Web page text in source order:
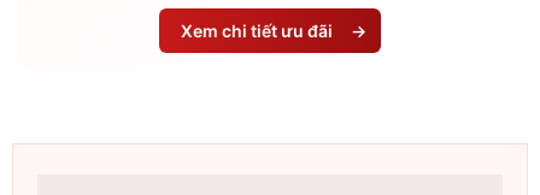
Xem chi tiết ưu đãi →